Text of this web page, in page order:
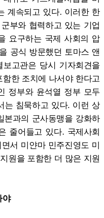
계속되고 있다. 이러한 한
부와 협력하고 있는 기업
요구하는 국제 사회의 압
공식 방문했던 토마스 앤
고관은 당시 기자회견을
한 조치에 나서야 한다고
정부와 윤석열 정부 모두
는 침묵하고 있다. 이런 상
본과의 군사동맹을 강화하
줄어들고 있다. 국제사회
서 미얀마 민주진영도 미
원을 포함한 더 많은 지원
야